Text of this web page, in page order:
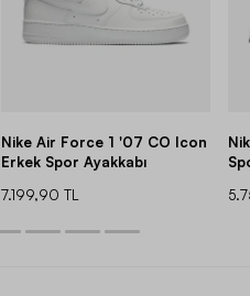
Nike Air Force 1 '07 CO Icon
Erkek Spor Ayakkabı
7.199,90 TL